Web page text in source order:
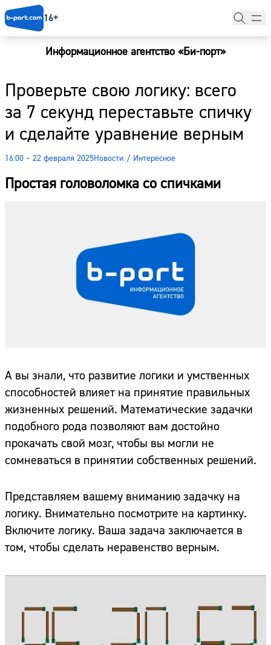
16+
Информационное агентство «Би-порт»
Проверьте свою логику: всего
за 7 секунд переставьте спичку
и сделайте уравнение верным
16:00 – 22 февраля 2025Новости / Интересное
Простая головоломка со спичками
А вы знали, что развитие логики и умственных
способностей влияет на принятие правильных
жизненных решений. Математические задачки
подобного рода позволяют вам достойно
прокачать свой мозг, чтобы вы могли не
сомневаться в принятии собственных решений.
Представляем вашему вниманию задачку на
логику. Внимательно посмотрите на картинку.
Включите логику. Ваша задача заключается в
том, чтобы сделать неравенство верным.
Новости
Наши гости
Фоторепортажи
Погода